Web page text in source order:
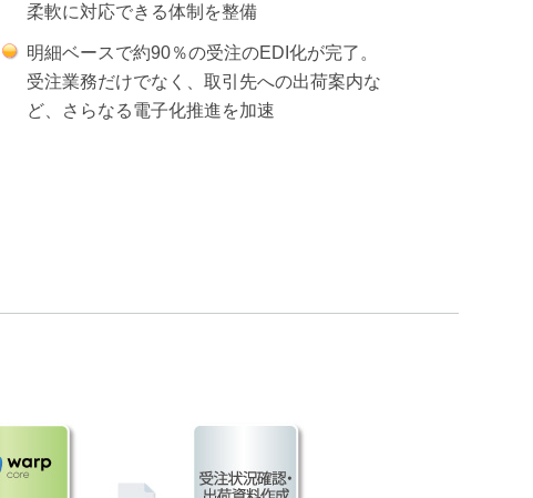
柔軟に対応できる体制を整備
明細ベースで約90％の受注のEDI化が完了。
受注業務だけでなく、取引先への出荷案内な
ど、さらなる電子化推進を加速